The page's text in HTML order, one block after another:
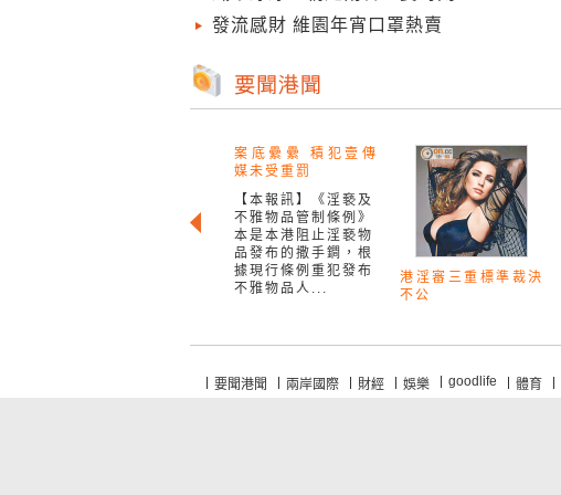
發流感財 維園年宵口罩熱賣
案底纍纍 積犯壹傳
媒未受重罰
【本報訊】《淫褻及
不雅物品管制條例》
本是本港阻止淫褻物
品發布的撒手鐧，根
據現行條例重犯發布
不雅物品人...
港淫審三重標準裁決
不公
要聞港聞 兩岸國際 財經 娛樂 goodlife 體育